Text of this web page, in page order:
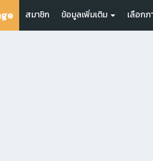
สมาชิก ข้อมูลเพิ่มเติม เลือก